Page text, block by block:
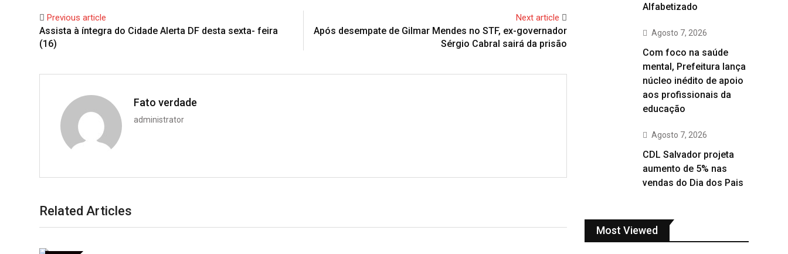
Previous article
Assista à íntegra do Cidade Alerta DF desta sexta- feira
(16)
Next article
Após desempate de Gilmar Mendes no STF, ex-governador
Sérgio Cabral sairá da prisão
Fato verdade
administrator
Related Articles
Alfabetizado
Agosto 7, 2026
Com foco na saúde
mental, Prefeitura lança
núcleo inédito de apoio
aos profissionais da
educação
Agosto 7, 2026
CDL Salvador projeta
aumento de 5% nas
vendas do Dia dos Pais
Most Viewed